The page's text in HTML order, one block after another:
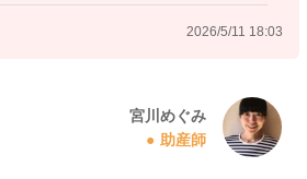
なることはないかなと思いました。
2026/5/11 18:03
宮川めぐみ
助産師